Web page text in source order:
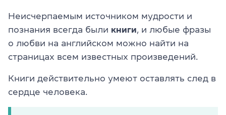
Неисчерпаемым источником мудрости и
познания всегда были книги , и любые фразы
о любви на английском можно найти на
страницах всем известных произведений.
Книги действительно умеют оставлять след в
сердце человека.